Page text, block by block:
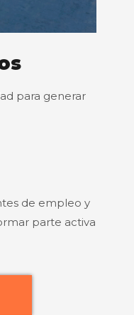
para generar
de empleo y
parte activa